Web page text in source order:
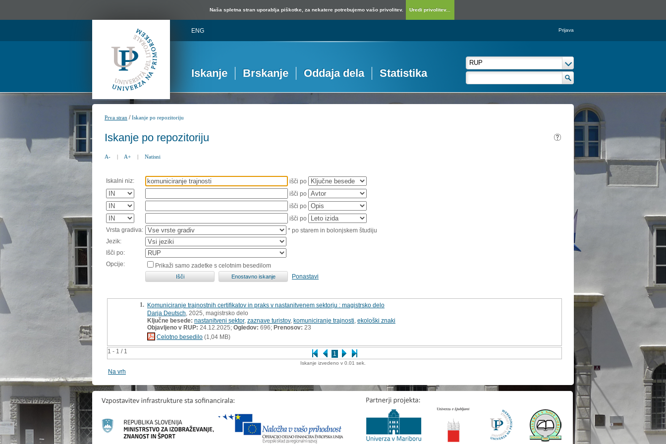
Naša spletna stran uporablja piškotke, za nekatere potrebujemo vašo privolitev. Uredi privolitev...
ENG Prijava
Iskanje Brskanje Oddaja dela Statistika
Prva stran /Iskanje po repozitoriju
Iskanje po repozitoriju
A- | A+ | Natisni
Iskalni niz:
išči po
išči po
išči po
išči po
Vrsta gradiva:
* po starem in bolonjskem študiju
Jezik:
Išči po:
Opcije:
Prikaži samo zadetke s celotnim besedilom
Ponastavi
1 - 1 / 1 1
1. Komuniciranje trajnostnih certifikatov in praks v nastanitvenem sektorju : magistrsko delo
Darja Deutsch , 2025, magistrsko delo
Ključne besede: nastanitveni sektor, zaznave turistov, komuniciranje trajnosti ekološki znaki
Objavljeno v RUP: 24.12.2025; Ogledov: 696; Prenosov: 23
Celotno besedilo (1,04 MB)
Iskanje izvedeno v 0.01 sek.
Na vrh